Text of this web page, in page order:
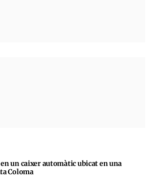
un caixer automàtic ubicat en una
Coloma